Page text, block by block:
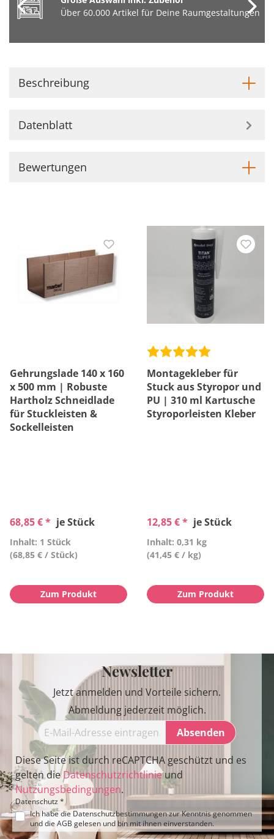
Über 60.000 Artikel für Deine Raumgestaltungen
Beschreibung
Datenblatt
Bewertungen
Gehrungslade 140 x 160
x 500 mm | Robuste
Hartholz Schneidlade
für Stuckleisten &
Sockelleisten
68,85 € * je Stück
Inhalt: 1 Stück
(68,85 € / Stück)
Zum Produkt
Montagekleber für
Stuck aus Styropor und
PU | 310 ml Kartusche
Styroporleisten Kleber
12,85 € * je Stück
Inhalt: 0,31 kg
(41,45 € / kg)
Zum Produkt
Newsletter
Jetzt anmelden und Vorteile sichern.
Abmeldung jederzeit möglich.
Absenden
Diese Seite ist durch reCAPTCHA geschützt und es
gelten dieDatenschutzrichtlinieund
Nutzungsbedingungen.
Datenschutz *
Ich habe die Datenschutzbestimmungenzur Kenntnis genommen
und die AGB gelesen und bin mit ihnen einverstanden.